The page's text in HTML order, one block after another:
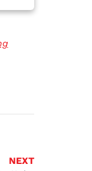
NEXT